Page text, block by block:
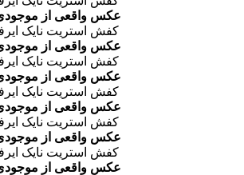
عکس واقعی از
عکس واقعی از
عکس واقعی از
عکس واقعی از
عکس واقعی از
عکس واقعی از